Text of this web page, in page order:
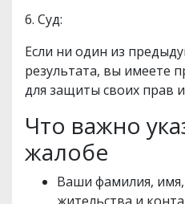
6. Суд:
Если ни один из
результата, вы имеете
для защиты своих прав
Что важно
жалобе
Ваши фамилия, имя,